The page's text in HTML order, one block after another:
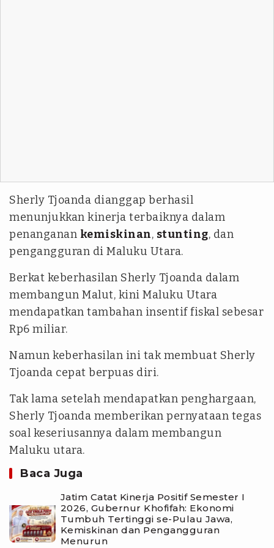
Sherly Tjoanda dianggap berhasil
menunjukkan kinerja terbaiknya dalam
penanganan kemiskinan, stunting, dan
pengangguran di Maluku Utara.
Berkat keberhasilan Sherly Tjoanda dalam
membangun Malut, kini Maluku Utara
mendapatkan tambahan insentif fiskal sebesar
Rp6 miliar.
Namun keberhasilan ini tak membuat Sherly
Tjoanda cepat berpuas diri.
Tak lama setelah mendapatkan penghargaan,
Sherly Tjoanda memberikan pernyataan tegas
soal keseriusannya dalam membangun
Maluku utara.
Baca Juga
Jatim Catat Kinerja Positif Semester I
2026, Gubernur Khofifah: Ekonomi
Tumbuh Tertinggi se-Pulau Jawa,
Kemiskinan dan Pengangguran
Menurun